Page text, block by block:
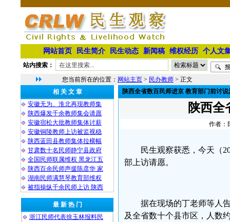
网站首页 民生简介 民生动态 新闻稿 维权经历 个人文
站内搜索：
您当前所在的位置： 网站主页 > 民办教师 > 正文
相 关 文 章
安徽无为、淮北再现教师集
陕西爆发千余教师集会请愿
安徽宿松大批教师集体讨薪
安徽铜陵教师上访被监视稳
陕西蓝田县教师集体拉横幅
甘肃数十名民师静宁县政府
全国民师联属维权 黑龙江五
陕西百余民师声援陈彦华 家
湖南民师满慧琴教育部维权
被指操纵千余民师上访 陕西
最 新 热 门
浙江民师代表徐玉林报料民
陕西全省数百民师进京 教育部门前讨说
陕西全
作者：
民生观察获悉，今天（
部上访请愿。
据在现场的丁老师等人
及全省数十个县市区，人数